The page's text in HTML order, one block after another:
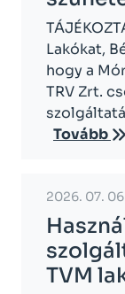
Lakókat,
hogy a
TRV Zrt.
Tovább
2026. 07.
TVM